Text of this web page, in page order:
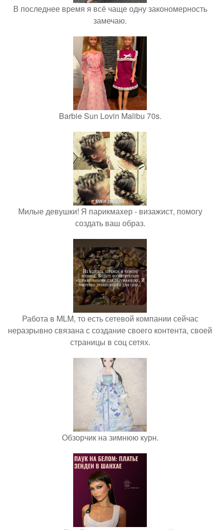
В последнее время я всё чаще одну закономерность
замечаю.
Barbie Sun Lovin Malibu 70s.
Милые девушки! Я парикмахер - визажист, помогу
создать ваш образ.
Работа в MLM, то есть сетевой компании сейчас
неразрывно связана с создание своего контента, своей
страницы в соц сетях.
Обзорчик на зимнюю курн.